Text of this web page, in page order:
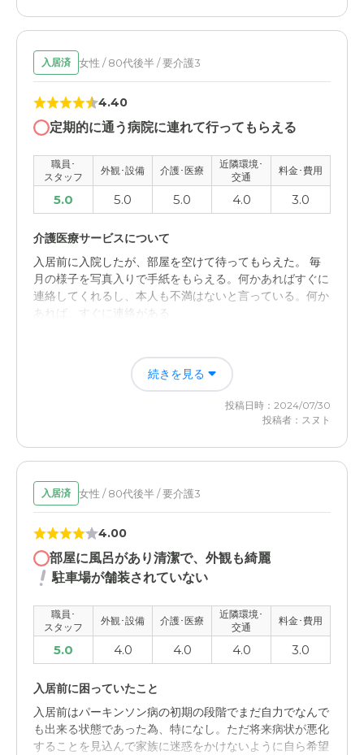
入居済 女性 / 80代後半 / 要介護3
4.40
定期的に通う病院に連れて行ってもらえる
職員･
スタッフ
外観･設備 介護･医療
近隣環境･
交通
料金･費用
5.0 5.0 5.0 4.0 3.0
介護医療サービスについて
入居前に入院したが、部屋を空けて待ってもらえた。 毎
月の様子を写真入りで手紙をもらえる。何かあればすぐに
連絡してくれるし、本人も不満はないと言っている。何か
あれば、すぐに連絡がある
できれば駅からもっと近いと行きやすいけど、歩ける範囲
なので良いし、施設内も普通に綺麗にしているので、目立
続きを見る
投稿日時：2024/07/30
投稿者：スヌト
入居済 女性 / 80代後半 / 要介護3
4.00
部屋に風呂があり清潔で、外観も綺麗
駐車場が舗装されていない
職員･
スタッフ
外観･設備 介護･医療
近隣環境･
交通
料金･費用
5.0 4.0 4.0 4.0 3.0
入居前に困っていたこと
入居前はパーキンソン病の初期の段階でまだ自力でなんで
も出来る状態であった為、特になし。ただ将来病状が悪化
することを見込んで家族に迷惑をかけないように自ら希望